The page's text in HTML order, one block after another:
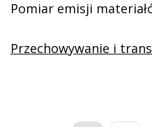
Pomiar emisji
Przechowywanie i